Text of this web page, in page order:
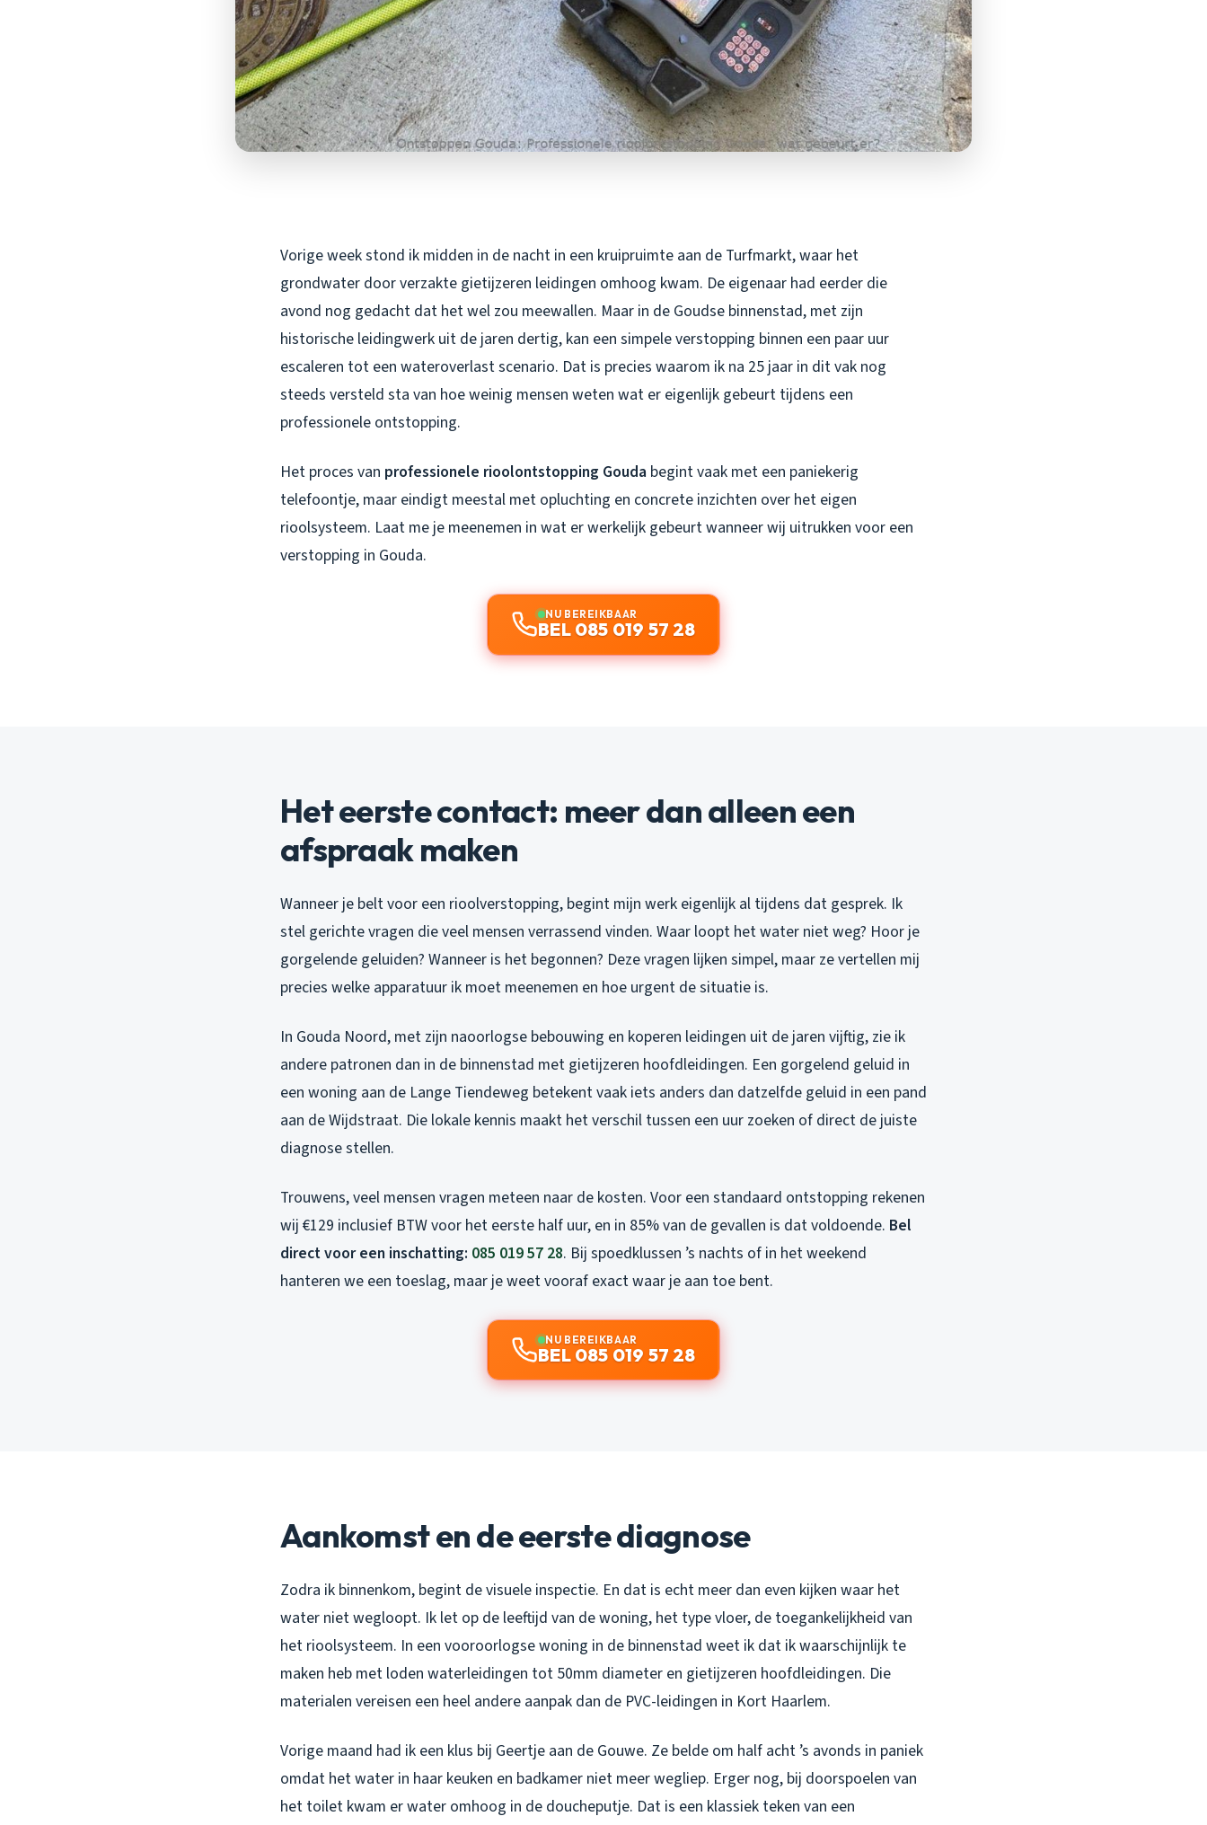
Vorige week stond ik midden in de nacht in een kruipruimte aan de Turfmarkt, waar het
grondwater door verzakte gietijzeren leidingen omhoog kwam. De eigenaar had eerder die
avond nog gedacht dat het wel zou meewallen. Maar in de Goudse binnenstad, met zijn
historische leidingwerk uit de jaren dertig, kan een simpele verstopping binnen een paar uur
escaleren tot een wateroverlast scenario. Dat is precies waarom ik na 25 jaar in dit vak nog
steeds versteld sta van hoe weinig mensen weten wat er eigenlijk gebeurt tijdens een
professionele ontstopping.
Het proces van professionele rioolontstopping Gouda begint vaak met een paniekerig
telefoontje, maar eindigt meestal met opluchting en concrete inzichten over het eigen
rioolsysteem. Laat me je meenemen in wat er werkelijk gebeurt wanneer wij uitrukken voor een
verstopping in Gouda.
NU BEREIKBAAR
BEL 085 019 57 28
Het eerste contact: meer dan alleen een
afspraak maken
Wanneer je belt voor een rioolverstopping, begint mijn werk eigenlijk al tijdens dat gesprek. Ik
stel gerichte vragen die veel mensen verrassend vinden. Waar loopt het water niet weg? Hoor je
gorgelende geluiden? Wanneer is het begonnen? Deze vragen lijken simpel, maar ze vertellen mij
precies welke apparatuur ik moet meenemen en hoe urgent de situatie is.
In Gouda Noord, met zijn naoorlogse bebouwing en koperen leidingen uit de jaren vijftig, zie ik
andere patronen dan in de binnenstad met gietijzeren hoofdleidingen. Een gorgelend geluid in
een woning aan de Lange Tiendeweg betekent vaak iets anders dan datzelfde geluid in een pand
aan de Wijdstraat. Die lokale kennis maakt het verschil tussen een uur zoeken of direct de juiste
diagnose stellen.
Trouwens, veel mensen vragen meteen naar de kosten. Voor een standaard ontstopping rekenen
wij €129 inclusief BTW voor het eerste half uur, en in 85% van de gevallen is dat voldoende. Bel
direct voor een inschatting: 085 019 57 28. Bij spoedklussen ’s nachts of in het weekend
hanteren we een toeslag, maar je weet vooraf exact waar je aan toe bent.
NU BEREIKBAAR
BEL 085 019 57 28
Aankomst en de eerste diagnose
Zodra ik binnenkom, begint de visuele inspectie. En dat is echt meer dan even kijken waar het
water niet wegloopt. Ik let op de leeftijd van de woning, het type vloer, de toegankelijkheid van
het rioolsysteem. In een vooroorlogse woning in de binnenstad weet ik dat ik waarschijnlijk te
maken heb met loden waterleidingen tot 50mm diameter en gietijzeren hoofdleidingen. Die
materialen vereisen een heel andere aanpak dan de PVC-leidingen in Kort Haarlem.
Vorige maand had ik een klus bij Geertje aan de Gouwe. Ze belde om half acht ’s avonds in paniek
omdat het water in haar keuken en badkamer niet meer wegliep. Erger nog, bij doorspoelen van
het toilet kwam er water omhoog in de doucheputje. Dat is een klassiek teken van een